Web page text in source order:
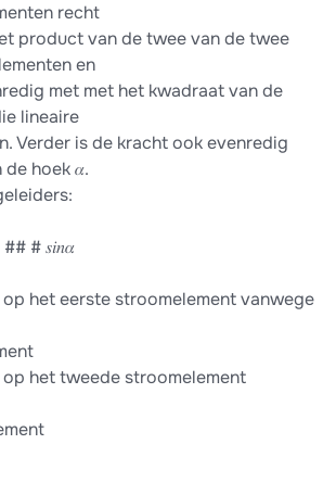
recht
product van de twee van de twee
en
met met het kwadraat van de
lineaire
Verder is de kracht ook evenredig
de hoek 𝛼.
# 𝑠𝑖𝑛𝛼
het eerste stroomelement vanwege
het tweede stroomelement